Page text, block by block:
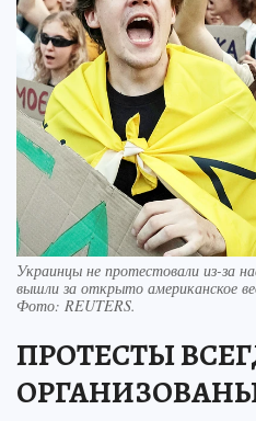
Украинцы не протестовали из-за
вышли за открыто американское
Фото: REUTERS.
ПРОТЕСТЫ